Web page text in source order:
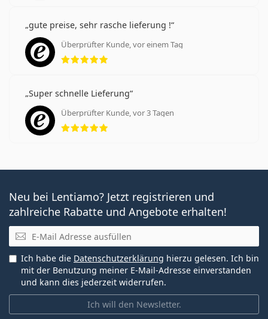
gute preise, sehr rasche lieferung !
Überprüfter Kunde, vor einem Tag
Bewertung 5 aus 5
Super schnelle Lieferung
Überprüfter Kunde, vor 3 Tagen
Bewertung 5 aus 5
Neu bei Lentiamo? Jetzt registrieren und
zahlreiche Rabatte und Angebote erhalten!
E-Mail
Ich will den Newsletter.
Ich habe die Datenschutzerklärung hierzu gelesen. Ich bin
mit der Benutzung meiner E-Mail-Adresse einverstanden
und kann dies jederzeit widerrufen.